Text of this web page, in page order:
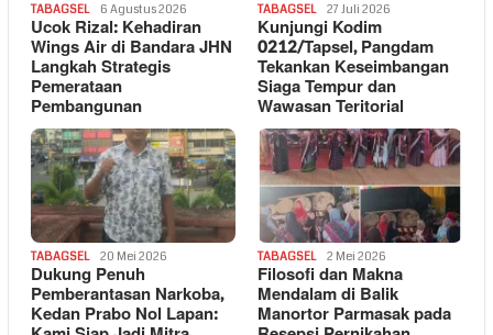
TABAGSEL 6 Agustus 2026
Ucok Rizal: Kehadiran
Wings Air di Bandara JHN
Langkah Strategis
Pemerataan
Pembangunan
TABAGSEL 27 Juli 2026
Kunjungi Kodim
0212/Tapsel, Pangdam
Tekankan Keseimbangan
Siaga Tempur dan
Wawasan Teritorial
TABAGSEL 20 Mei 2026
Dukung Penuh
Pemberantasan Narkoba,
Kedan Prabo Nol Lapan:
TABAGSEL 2 Mei 2026
Filosofi dan Makna
Mendalam di Balik
Manortor Parmasak pada